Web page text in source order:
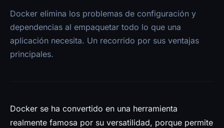
Contacto
Blog
Trayectoria
Prensa
Docker elimina los problemas de configuración y
dependencias al empaquetar todo lo que una
aplicación necesita. Un recorrido por sus ventajas
principales.
Docker se ha convertido en una herramienta
realmente famosa por su versatilidad, porque permite